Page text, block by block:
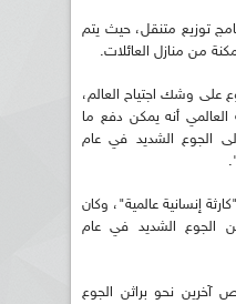
توزيع متنقل، حيث يتم
من منازل العائلات.
على وشك اجتياح العالم،
العالمي أنه يمكن دفع ما
الجوع الشديد في عام
إنسانية عالمية"، وكان
الجوع الشديد في عام
مليون شخص آخرين نحو براثن الجوع